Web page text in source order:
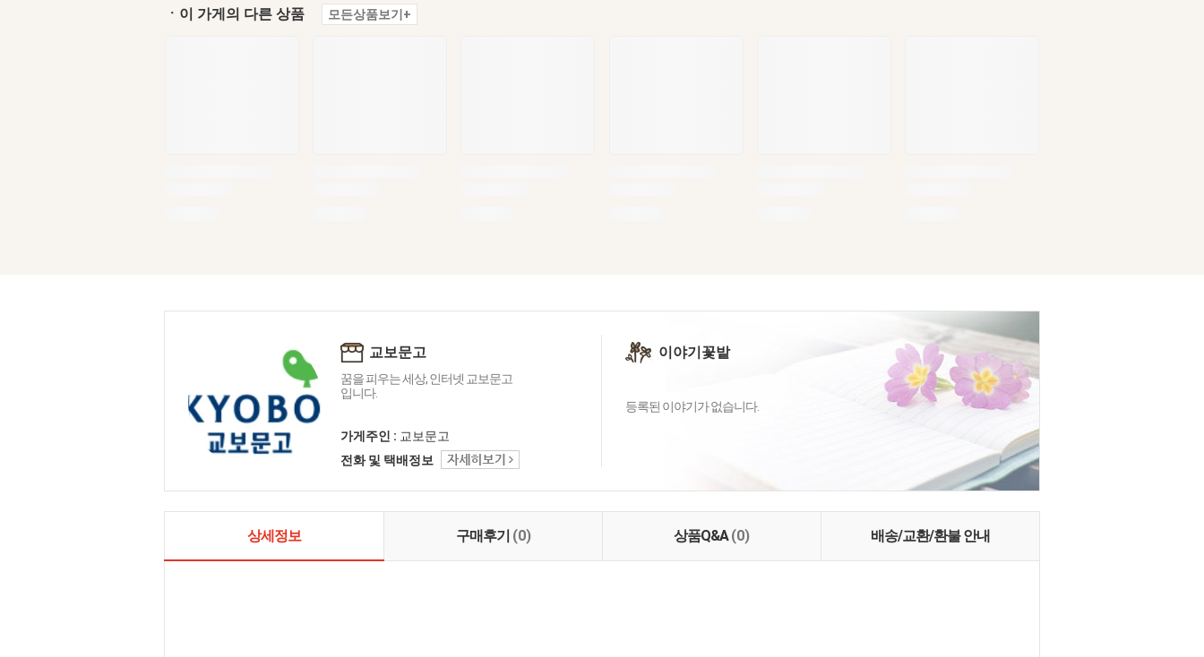
ㆍ이 가게의 다른 상품 모든상품보기+
교보문고
꿈을 피우는 세상, 인터넷 교보문고
입니다.
가게주인 : 교보문고
전화 및 택배정보
이야기꽃밭
등록된 이야기가 없습니다.
상세정보 구매후기 (0) 상품Q&A(0) 배송/교환/환불 안내